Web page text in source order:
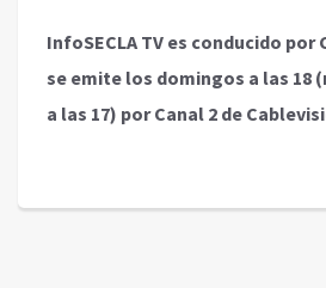
InfoSECLA TV es conducido por
se emite los domingos a las 18
a las 17) por Canal 2 de